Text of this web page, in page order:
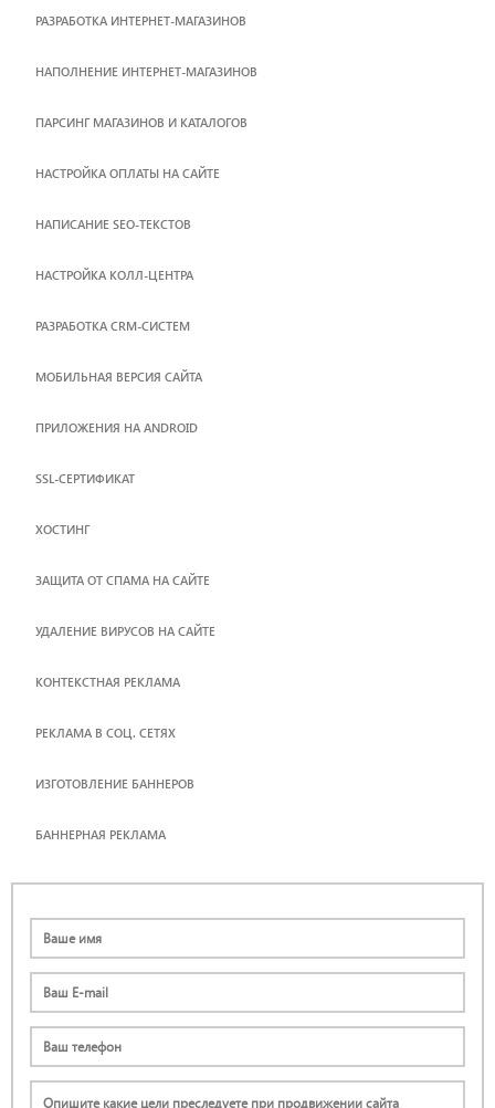
РАЗРАБОТКА ИНТЕРНЕТ-МАГАЗИНОВ
НАПОЛНЕНИЕ ИНТЕРНЕТ-МАГАЗИНОВ
ПАРСИНГ МАГАЗИНОВ И КАТАЛОГОВ
НАСТРОЙКА ОПЛАТЫ НА САЙТЕ
НАПИСАНИЕ SEO-ТЕКСТОВ
НАСТРОЙКА КОЛЛ-ЦЕНТРА
РАЗРАБОТКА CRM-СИСТЕМ
МОБИЛЬНАЯ ВЕРСИЯ САЙТА
ПРИЛОЖЕНИЯ НА ANDROID
SSL-СЕРТИФИКАТ
ХОСТИНГ
ЗАЩИТА ОТ СПАМА НА САЙТЕ
УДАЛЕНИЕ ВИРУСОВ НА САЙТЕ
КОНТЕКСТНАЯ РЕКЛАМА
РЕКЛАМА В СОЦ. СЕТЯХ
ИЗГОТОВЛЕНИЕ БАННЕРОВ
БАННЕРНАЯ РЕКЛАМА